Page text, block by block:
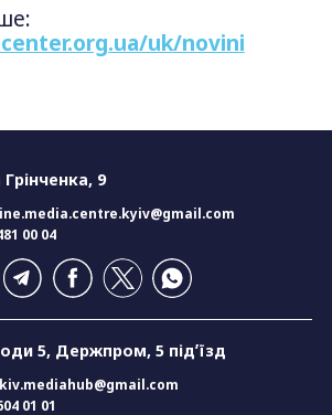
uk/novini
9
00 04
5, Держпром, 5 підʼїзд
01 01